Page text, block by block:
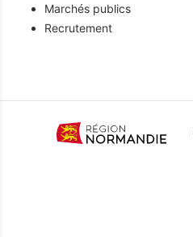
Marchés publics
Recrutement